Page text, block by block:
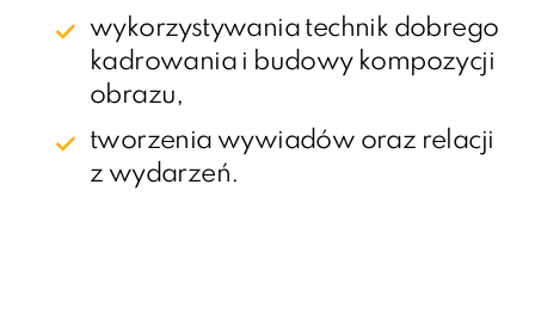
wykorzystywania technik dobrego
kadrowania i budowy kompozycji
obrazu,
tworzenia wywiadów oraz relacji
z wydarzeń.